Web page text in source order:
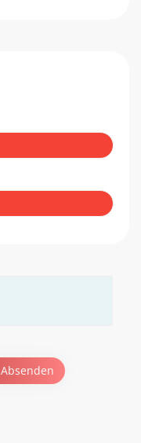
Absenden